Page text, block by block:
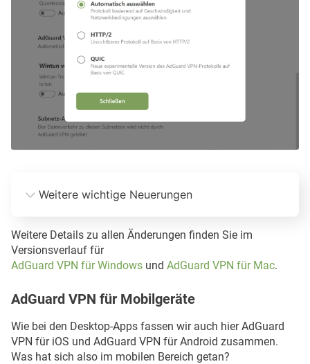
Weitere wichtige Neuerungen
Weitere Details zu allen Änderungen finden Sie im
Versionsverlauf für
AdGuard VPN für Windows und AdGuard VPN für Mac.
AdGuard VPN für Mobilgeräte
Wie bei den Desktop-Apps fassen wir auch hier AdGuard
VPN für iOS und AdGuard VPN für Android zusammen.
Was hat sich also im mobilen Bereich getan?